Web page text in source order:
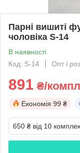
Парні вишиті
чоловіка S-14
В наявності
Код: S-14
Опт і
891 ₴/
Економія 99 ₴
650 ₴ від 10